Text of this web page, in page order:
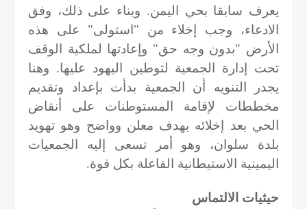
يعرف سابقا بحي اليمن. وبناء على ذلك، وفق
الادعاء، وجب إخلاء من "استولى" على هذه
الأرض "بدون وجه حق" وإعادتها لملكية الوقف
تحت إدارة الجمعية لتوطين اليهود عليها. وهنا
يجدر التنويه أن الجمعية بدأت بإعداد وتقديم
مخططات لإقامة المستوطنات على أنقاض
الحي بعد إخلائه بهدف معلن وواضح وهو تهويد
بلدة سلوان، وهو أمر تسعى إليه الجمعيات
اليمينية الاستيطانية الفاعلة بكل قوة.
حيثيات الالتماس